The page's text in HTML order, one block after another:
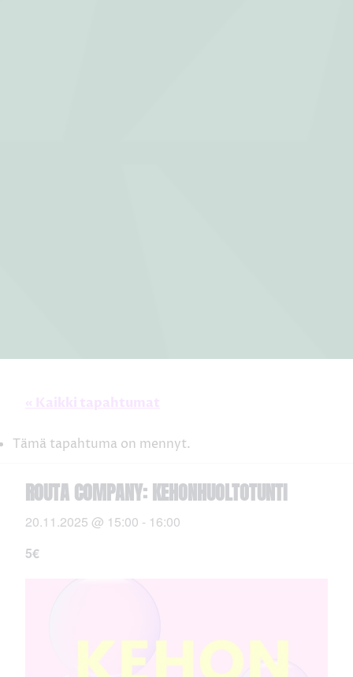
« Kaikki tapahtumat
Tämä tapahtuma on mennyt.
ROUTA COMPANY: KEHONHUOLTOTUNTI
20.11.2025 @ 15:00 - 16:00
5€